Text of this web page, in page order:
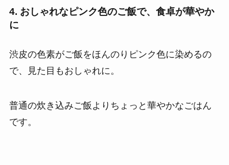
4. おしゃれなピンク色のご飯で、食卓が華やか
に
渋皮の色素がご飯をほんのりピンク色に染めるの
で、見た目もおしゃれに。
普通の炊き込みご飯よりちょっと華やかなごはん
です。